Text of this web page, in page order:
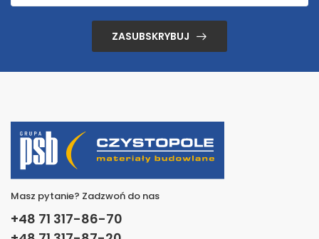
ZASUBSKRYBUJ
Masz pytanie? Zadzwoń do nas
+48 71 317-86-70